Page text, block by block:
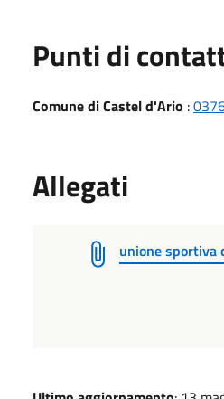
Punti di
Comune di Castel d'Ario :
Allegati
unione sportiva